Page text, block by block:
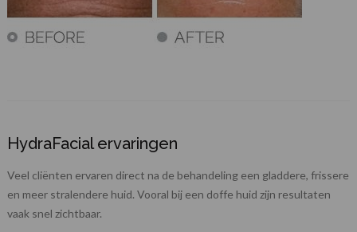
HydraFacial ervaringen
Veel cliënten ervaren direct na de behandeling een gladdere, frissere
en meer stralendere huid. Vooral bij een doffe huid zijn resultaten
vaak snel zichtbaar.